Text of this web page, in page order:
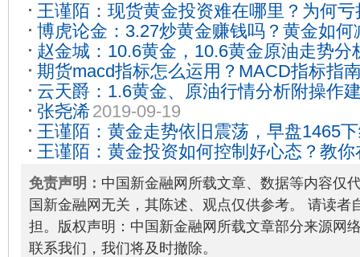
王谨陌：现货黄金投资难在哪里？为何亏
博虎论金：3.27炒黄金赚钱吗？黄金如何
03-26
赵金城：10.6黄金，10.6黄金原油走势分
10-05
期货macd指标怎么运用？MACD指标指
云天爵：1.6黄金、原油行情分析附操作
张尧浠2019-09-19
王谨陌：黄金走势依旧震荡，早盘1465
03
王谨陌：黄金投资如何控制好心态？教
足！2019-12-10
免责声明： 中国新金融网所载文章、数据等内容仅
国新金融网无关，其陈述、观点仅供参考。 请读者
担。版权声明：中国新金融网所载文章部分来源网
联系我们，我们将及时撤除。